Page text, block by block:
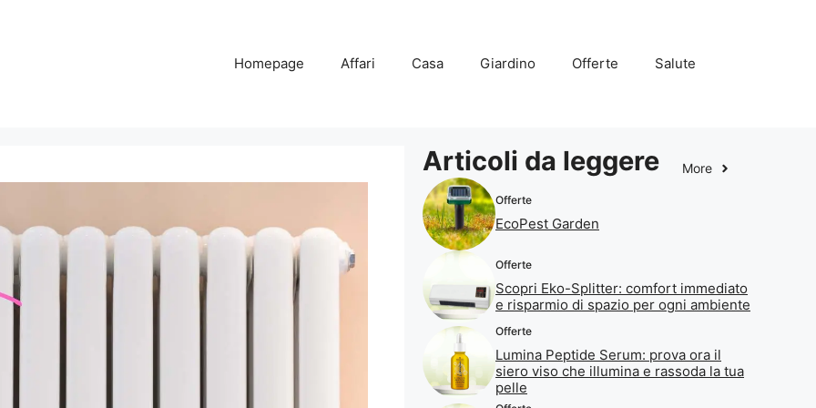
Homepage Affari Casa Giardino Offerte Salute
Articoli da leggere More
Offerte
EcoPest Garden
Offerte
Scopri Eko-Splitter: comfort immediato
e risparmio di spazio per ogni ambiente
Offerte
Lumina Peptide Serum: prova ora il
siero viso che illumina e rassoda la tua
pelle